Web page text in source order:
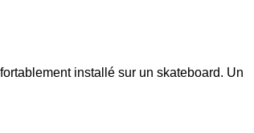
installé sur un skateboard. Un